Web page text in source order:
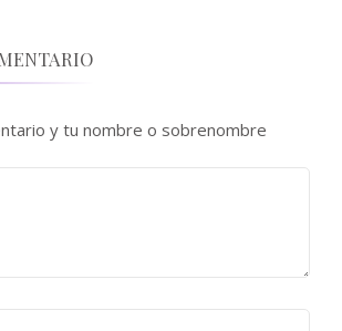
y tu nombre o sobrenombre